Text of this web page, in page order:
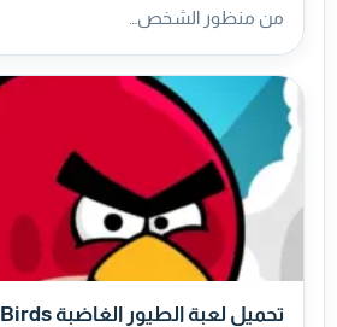
من منظور الشخص…